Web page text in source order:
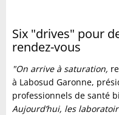
Six "drives" pour
rendez-vous
"On arrive à saturation,
à Labosud Garonne,
professionnels de santé
Aujourd’hui, les